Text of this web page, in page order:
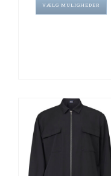
VÆLG MULIGHEDER